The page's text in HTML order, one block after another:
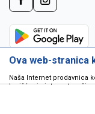
Ova web-stranica
Naša Internet prodavnica
korišćenje interneta
da pokrenu program ili da
jedinstveno dodeljeni